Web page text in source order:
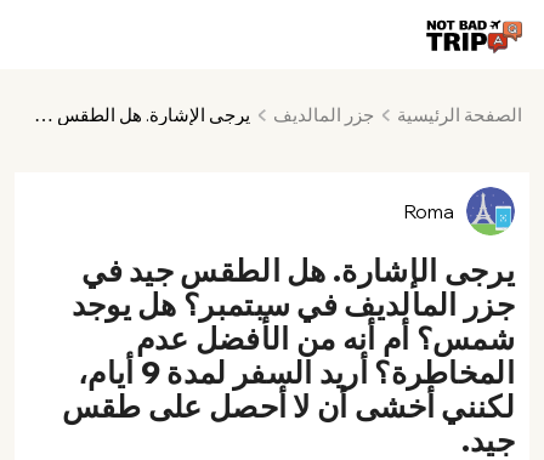
الصفحة الرئيسية جزر المالديف يرجى الإشارة. هل الطقس جيد في جزر المالديف في سبتمبر؟ هل يوجد شمس؟ أم أنه من الأفضل عدم المخاطرة؟ أريد السفر لمدة 9 أيام، لكنني أخشى أن لا أحصل على طقس جيد.
Roma
يرجى الإشارة. هل الطقس جيد في
جزر المالديف في سبتمبر؟ هل يوجد
شمس؟ أم أنه من الأفضل عدم
المخاطرة؟ أريد السفر لمدة 9 أيام،
لكنني أخشى أن لا أحصل على طقس
جيد.